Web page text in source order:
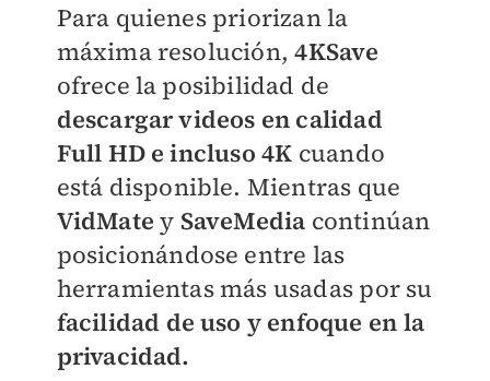
Para quienes priorizan la
máxima resolución,4KSave
ofrece la posibilidad de
descargar videos en calidad
Full HD e incluso 4K cuando
está disponible. Mientras que
VidMate y SaveMedia continúan
posicionándose entre las
herramientas más usadas por su
facilidad de uso y enfoque en la
privacidad.